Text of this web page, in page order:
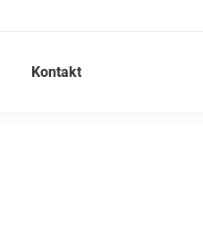
Kontakt